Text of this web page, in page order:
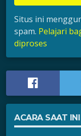
Situs ini
spam. Pelajari
diproses
ACARA SAAT INI